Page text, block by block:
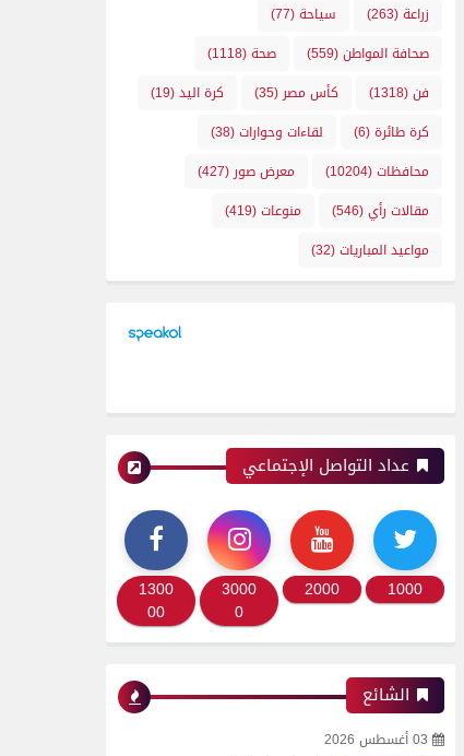
زراعة(263) سياحة(77)
صحافة المواطن(559) صحة(1118)
فن(1318) كأس مصر (35) كرة اليد(19)
كرة طائرة(6) لقاءات وحوارات(38)
محافظات(10204) معرض صور (427)
مقالات رأي(546) منوعات(419)
مواعيد المباريات(32)
عداد التواصل الإجتماعي
1000
2000
3000
0
1300
00
الشائع
03 أغسطس 2026